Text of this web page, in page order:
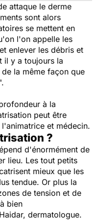
attaque le derme
sont alors
se mettent en
l'on appelle les
enlever les débris et
il y a toujours la
la même façon que
à la
peut être
et médecin.
?
d'énormément de
lieu. Les tout petits
mieux que les
tendue. Or plus la
de tension et de
bien
dermatologue.